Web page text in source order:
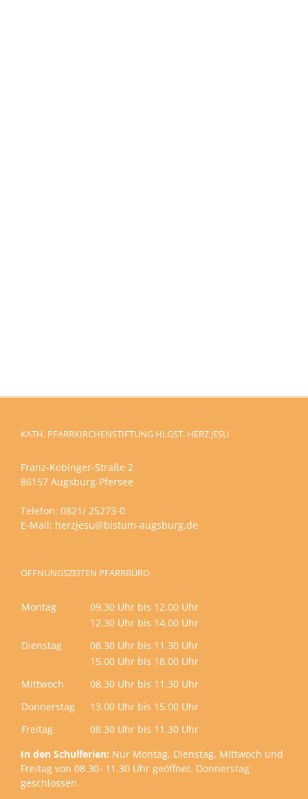
KATH. PFARRKIRCHENSTIFTUNG HLGST. HERZ JESU
Franz-Kobinger-Straße 2
86157 Augsburg-Pfersee
Telefon: 0821/ 25273-0
E-Mail: herzjesu@bistum-augsburg.de
ÖFFNUNGSZEITEN PFARRBÜRO
Montag
09.30 Uhr bis 12.00 Uhr
12.30 Uhr bis 14.00 Uhr
Dienstag
08.30 Uhr bis 11.30 Uhr
15.00 Uhr bis 18.00 Uhr
Mittwoch
08.30 Uhr bis 11.30 Uhr
Donnerstag
13.00 Uhr bis 15.00 Uhr
Freitag
08.30 Uhr bis 11.30 Uhr
In den Schulferien: Nur Montag, Dienstag, Mittwoch und
Freitag von 08.30- 11.30 Uhr geöffnet. Donnerstag
geschlossen.